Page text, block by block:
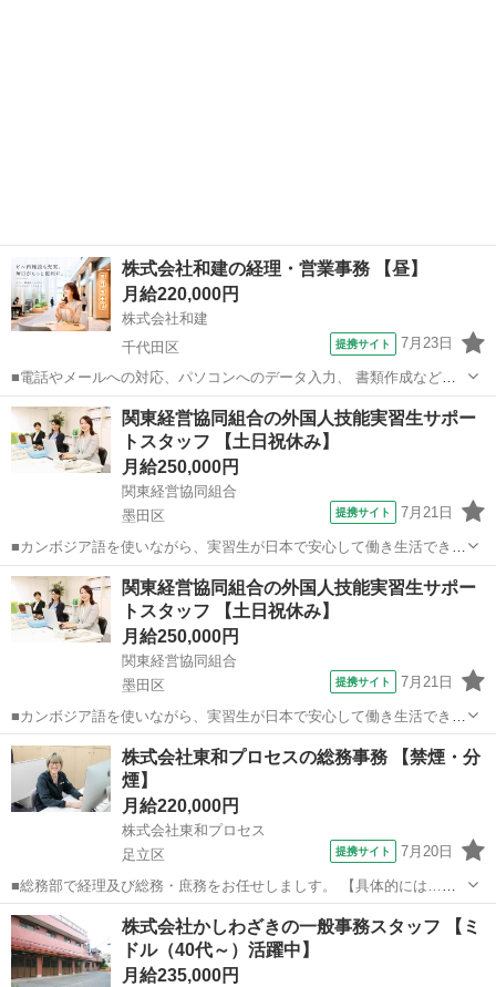
株式会社和建の経理・営業事務 【昼】
月給220,000円
株式会社和建
千代田区
提携サイト 7月23日
■電話やメールへの対応、パソコンへのデータ入力、 書類作成など、
営業担当者を支える事務業務をお任せします。 ＜具体的な仕事内容＞
・電話対応 ・来客対応 ・メール対応 ・営業担当者への連絡、引き継
ぎ ・専用ソフトへのデータ...
東京 千代田区 一般事務
関東経営協同組合の外国人技能実習生サポー
トスタッフ 【土日祝休み】
月給250,000円
関東経営協同組合
墨田区
提携サイト 7月21日
■カンボジア語を使いながら、実習生が日本で安心して働き生活できる
よう支える仕事です。 具体的には、 受け入れ企業への訪問（1日1～2
件程度）で現場の状況確認や面談を行い、 日常生活や職場での悩みを
ヒアリング。 必要に応じて...
東京 墨田区 一般事務
関東経営協同組合の外国人技能実習生サポー
トスタッフ 【土日祝休み】
月給250,000円
関東経営協同組合
墨田区
提携サイト 7月21日
■カンボジア語を使いながら、実習生が日本で安心して働き生活できる
よう支える仕事です。 具体的には、 受け入れ企業への訪問（1日1～2
件程度）で現場の状況確認や面談を行い、 日常生活や職場での悩みを
ヒアリング。 必要に応じて...
東京 墨田区 一般事務
株式会社東和プロセスの総務事務 【禁煙・分
煙】
月給220,000円
株式会社東和プロセス
足立区
提携サイト 7月20日
■総務部で経理及び総務・庶務をお任せしましす。 【具体的には…】
■弥生会計の入力 ■社会保険関係等の社会保険労務士への取次 ■資金繰
りの準備 ■勤怠管理 ■給与手当等の補助 ■仕入れの支払い管理 ■電話対
応...
東京 一般事務
株式会社かしわざきの一般事務スタッフ 【ミ
ドル（40代～）活躍中】
月給235,000円